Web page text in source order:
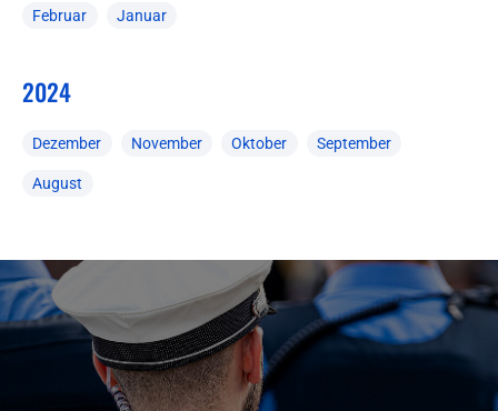
Februar Januar
2024
Dezember November Oktober September
August